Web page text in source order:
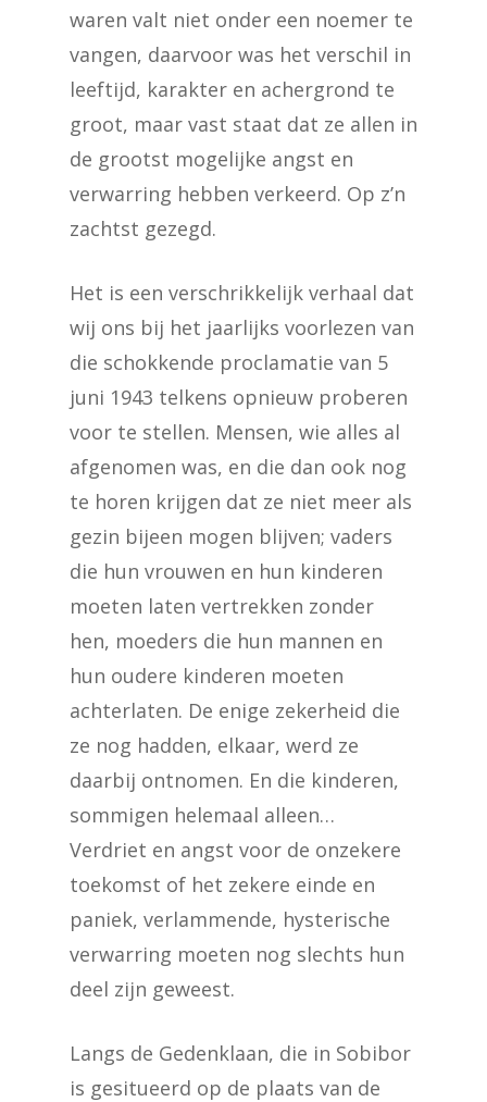
waren valt niet onder een noemer te
vangen, daarvoor was het verschil in
leeftijd, karakter en achergrond te
groot, maar vast staat dat ze allen in
de grootst mogelijke angst en
verwarring hebben verkeerd. Op z’n
zachtst gezegd.
Het is een verschrikkelijk verhaal dat
wij ons bij het jaarlijks voorlezen van
die schokkende proclamatie van 5
juni 1943 telkens opnieuw proberen
voor te stellen. Mensen, wie alles al
afgenomen was, en die dan ook nog
te horen krijgen dat ze niet meer als
gezin bijeen mogen blijven; vaders
die hun vrouwen en hun kinderen
moeten laten vertrekken zonder
hen, moeders die hun mannen en
hun oudere kinderen moeten
achterlaten. De enige zekerheid die
ze nog hadden, elkaar, werd ze
daarbij ontnomen. En die kinderen,
sommigen helemaal alleen…
Verdriet en angst voor de onzekere
toekomst of het zekere einde en
paniek, verlammende, hysterische
verwarring moeten nog slechts hun
deel zijn geweest.
Langs de Gedenklaan, die in Sobibor
is gesitueerd op de plaats van de